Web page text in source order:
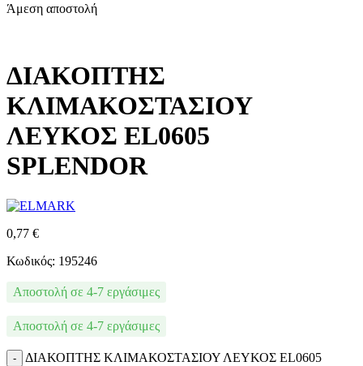
Άμεση αποστολή
ΔΙΑΚΟΠΤΗΣ
ΚΛΙΜΑΚΟΣΤΑΣΙΟΥ
ΛΕΥΚΟΣ EL0605
SPLENDOR
0,77 €
Κωδικός: 195246
Αποστολή σε 4-7 εργάσιμες
Αποστολή σε 4-7 εργάσιμες
ΔΙΑΚΟΠΤΗΣ ΚΛΙΜΑΚΟΣΤΑΣΙΟΥ ΛΕΥΚΟΣ EL0605